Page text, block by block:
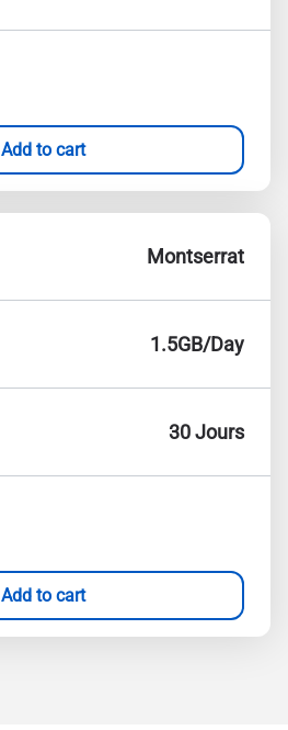
Add to cart
Montserrat
1.5GB/Day
30 Jours
Add to cart